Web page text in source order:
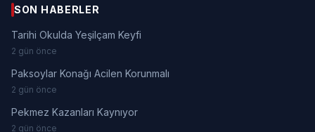
SON HABERLER
Tarihi Okulda Yeşilçam Keyfi
2 gün önce
Paksoylar Konağı Acilen Korunmalı
2 gün önce
Pekmez Kazanları Kaynıyor
2 gün önce